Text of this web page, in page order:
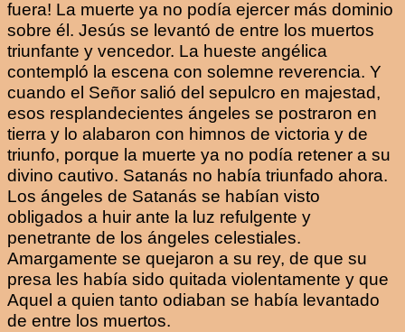
fuera! La muerte ya no podía ejercer más dominio
sobre él. Jesús se levantó de entre los muertos
triunfante y vencedor. La hueste angélica
contempló la escena con solemne reverencia. Y
cuando el Señor salió del sepulcro en majestad,
esos resplandecientes ángeles se postraron en
tierra y lo alabaron con himnos de victoria y de
triunfo, porque la muerte ya no podía retener a su
divino cautivo. Satanás no había triunfado ahora.
Los ángeles de Satanás se habían visto
obligados a huir ante la luz refulgente y
penetrante de los ángeles celestiales.
Amargamente se quejaron a su rey, de que su
presa les había sido quitada violentamente y que
Aquel a quien tanto odiaban se había levantado
de entre los muertos.